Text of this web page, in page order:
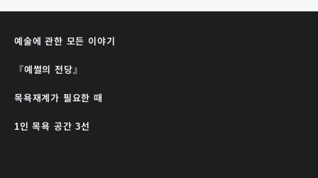
예술에 관한 모든 이야기
『예썰의 전당』
목욕재계가 필요한 때
1인 목욕 공간 3선